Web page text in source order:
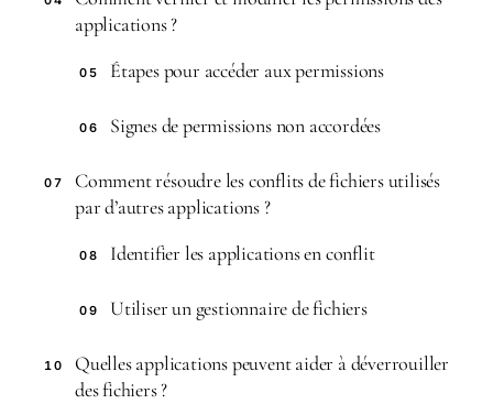
applications ?
05 Étapes pour accéder aux permissions
06 Signes de permissions non accordées
07
Comment résoudre les conflits de fichiers utilisés
par d’autres applications ?
08 Identifier les applications en conflit
09 Utiliser un gestionnaire de fichiers
10
Quelles applications peuvent aider à déverrouiller
des fichiers ?